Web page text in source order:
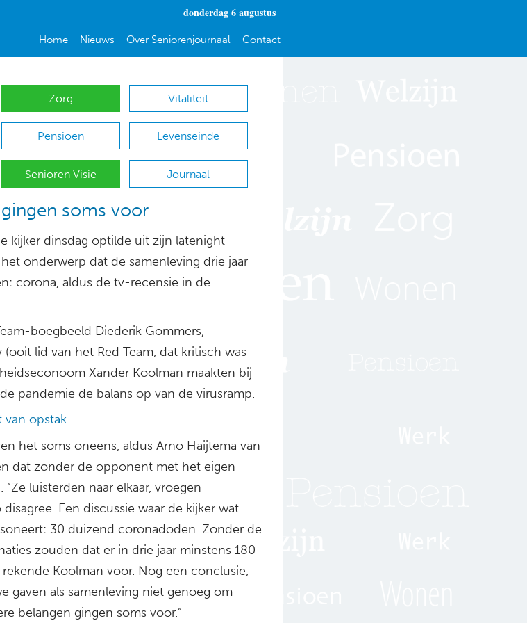
donderdag 6 augustus
Home Nieuws Over Seniorenjournaal Contact
Zorg Vitaliteit
Pensioen Levenseinde
Senioren Visie Journaal
soms voor
kijker dinsdag optilde uit zijn latenight-
onderwerp dat de samenleving drie jaar
corona, aldus de tv-recensie in de
boegbeeld Diederik Gommers,
lid van het Red Team, dat kritisch was
Xander Koolman maakten bij
pandemie de balans op van de virusramp.
van opstak
het soms oneens, aldus Arno Haijtema van
dat zonder de opponent met het eigen
luisterden naar elkaar, vroegen
Een discussie waar de kijker wat
30 duizend coronadoden. Zonder de
zouden dat er in drie jaar minstens 180
Koolman voor. Nog een conclusie,
gaven als samenleving niet genoeg om
belangen gingen soms voor.”